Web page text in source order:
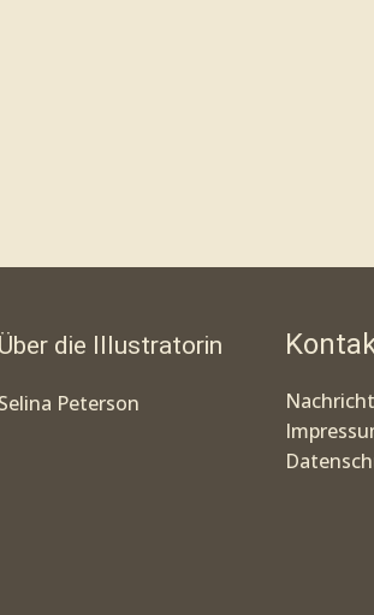
Über die Illustratorin
Selina Peterson